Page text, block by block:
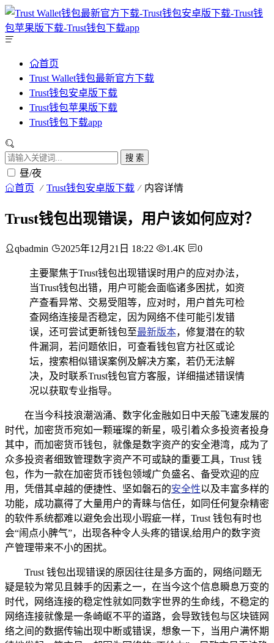
首页
Trust Wallet钱包最新官方下载
Trust钱包安卓版下载
Trust钱包苹果版下载
Trust钱包下载app
搜 索
昼/夜
首页 Trust钱包安卓版下载 内容详情
Trust钱包出现错误，用户该如何应对？
qbadmin 2025年12月21日 18:22 1.4K 0
主要聚焦于Trust钱包出现错误时用户的应对办法，
当Trust钱包出错，用户可能会面临诸多困扰，如资
产查看异常、交易受阻等，应对时，用户首先可检
查网络连接是否稳定，因为网络不佳可能引发错
误，还可尝试更新钱包至最新版本，修复潜在的软
件漏洞，若问题依旧，可查看钱包官方社区或论
坛，搜索相似错误案例及解决方案，若仍无法解
决，及时联系Trust钱包官方客服，详细描述错误情
况以获取专业指导。
在当今科技浪潮汹涌、数字化金融如日中天般飞速发展的
时代，加密货币宛如一颗璀璨的新星，吸引着众多投资者投身
其中，而加密货币钱包，就像是数字资产的安全港湾，成为了
众多投资者细致管理数字资产不可或缺的重要工具，Trust 钱
包，作为一款在加密货币钱包领域广负盛名、备受欢迎的应
用，凭借其卓越的便捷性、坚如磐石的安全性以及丰富多样的
功能，成功赢得了大量用户的青睐与信任，如同任何复杂精密
的软件系统都难以避免会出现小瑕疵一样，Trust 钱包有时也
会“闹点小脾气”，出现各种令人头疼的错误,给用户的数字资
产管理带来不小的困扰。
Trust 钱包出现错误的原因往往是多方面的，网络问题无
疑是较为常见且棘手的因素之一，在当今这个信息瞬息万变的
时代，网络连接的稳定性就如同数字世界的生命线，不稳定的
网络连接就像是一条崎岖不平的道路，会导致钱包与区块链网
络之间的数据传输出现中断或错误，想象一下，当用户满怀期